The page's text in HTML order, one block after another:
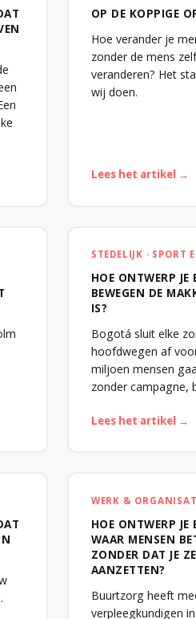
OP DE KOPPIGE
Hoe verander je
zonder de mens
veranderen? Het
wij doen.
Lees het artikel →
STEDELIJK · SPORT
HOE ONTWERP JE
BEWEGEN DE
IS?
Bogotá sluit elke
hoofdwegen af
miljoen mensen
zonder campagne,
Lees het artikel →
WERK &
HOE ONTWERP JE
WAAR MENSEN
ZONDER DAT JE
AANZETTEN?
Buurtzorg heeft
verpleegkundigen